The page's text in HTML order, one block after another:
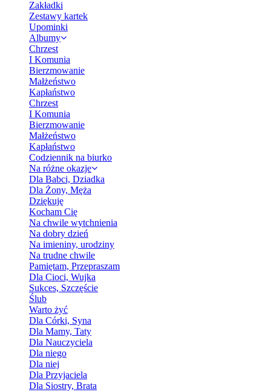
Zakładki
Zestawy kartek
Upominki
Albumy
Chrzest
I Komunia
Bierzmowanie
Małżeństwo
Kapłaństwo
Chrzest
I Komunia
Bierzmowanie
Małżeństwo
Kapłaństwo
Codziennik na biurko
Na różne okazje
Dla Babci, Dziadka
Dla Żony, Męża
Dziękuję
Kocham Cię
Na chwile wytchnienia
Na dobry dzień
Na imieniny, urodziny
Na trudne chwile
Pamiętam, Przepraszam
Dla Cioci, Wujka
Sukces, Szczęście
Ślub
Warto żyć
Dla Córki, Syna
Dla Mamy, Taty
Dla Nauczyciela
Dla niego
Dla niej
Dla Przyjaciela
Dla Siostry, Brata